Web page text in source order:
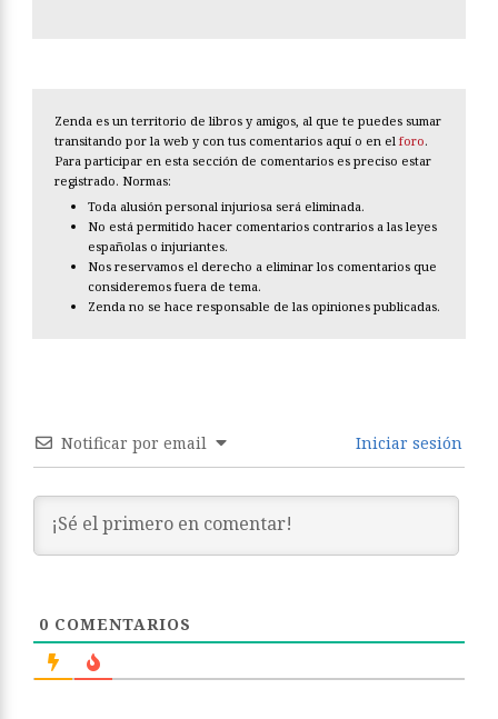
Zenda es un territorio de libros y amigos, al que te puedes sumar
transitando por la web y con tus comentarios aquí o en el foro.
Para participar en esta sección de comentarios es preciso estar
registrado. Normas:
Toda alusión personal injuriosa será eliminada.
No está permitido hacer comentarios contrarios a las leyes
españolas o injuriantes.
Nos reservamos el derecho a eliminar los comentarios que
consideremos fuera de tema.
Zenda no se hace responsable de las opiniones publicadas.
Notificar por email Iniciar sesión
0 COMENTARIOS